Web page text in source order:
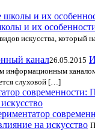
и их
искусства, который
26.05.2015
информационным
слуховой […]
на искусство